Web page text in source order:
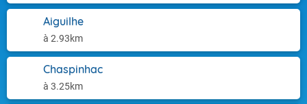
Aiguilhe
à 2.93km
Chaspinhac
à 3.25km